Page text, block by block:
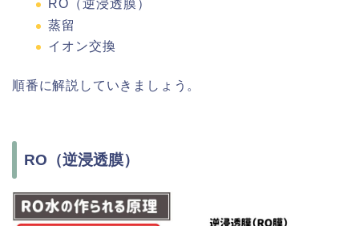
RO（逆浸透膜）
蒸留
イオン交換
順番に解説していきましょう。
RO（逆浸透膜）